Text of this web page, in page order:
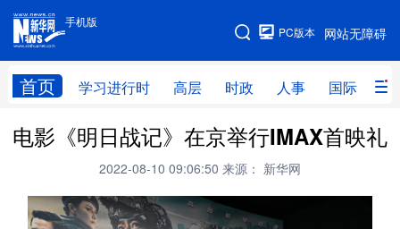
手机版
网站无障碍
PC版本
首页 学习进行时 高层 时政 人事 国际 财
手机版
网站地图
学习进行时 高层 时政 人事
财经 网评
台湾 思客智库 全球连线
电影《明日战记》在京举行IMAX首映礼
2022-08-10 09:06:50 来源： 新华网